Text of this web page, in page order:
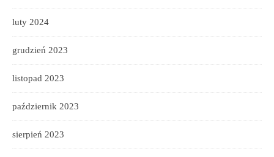
luty 2024
grudzień 2023
listopad 2023
październik 2023
sierpień 2023